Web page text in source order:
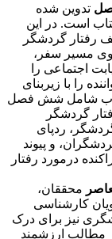
تدوین شده
است. در این
رفتار گردشگر
الگوی مسیر سفر،
اجتماعی را
را با زیربنای
کتاب شامل شش فصل
گردشگر
ردپای
و پیوند
درمورد رفتار
محققان،
کارشناسی
نیز برای درک
مطالب ارزشمند